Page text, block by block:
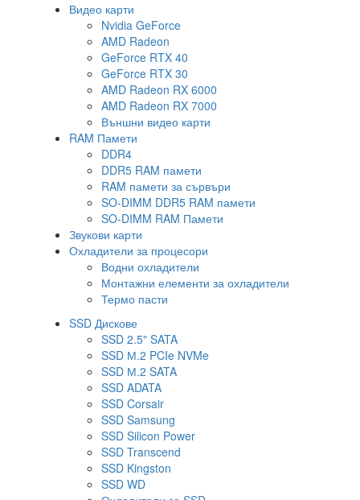
Видео карти
Nvidia GeForce
AMD Radeon
GeForce RTX 40
GeForce RTX 30
AMD Radeon RX 6000
AMD Radeon RX 7000
Външни видео карти
RAM Памети
DDR4
DDR5 RAM памети
RAM памети за сървъри
SO-DIMM DDR5 RAM памети
SO-DIMM RAM Памети
Звукови карти
Охладители за процесори
Водни охладители
Монтажни елементи за охладители
Термо пасти
SSD Дискове
SSD 2.5" SATA
SSD М.2 PCIe NVMe
SSD М.2 SATA
SSD ADATA
SSD Corsair
SSD Samsung
SSD Silicon Power
SSD Transcend
SSD Kingston
SSD WD